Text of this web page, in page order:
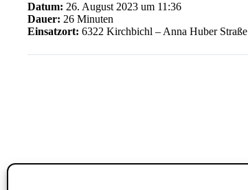
Datum: 26. August 2023 um 11:36
Dauer: 26 Minuten
Einsatzort: 6322 Kirchbichl – Anna Huber Straße